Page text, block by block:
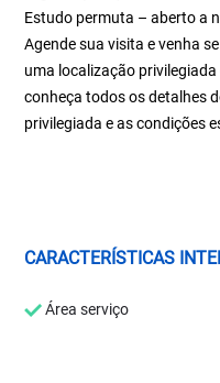
Estudo permuta – aberto a
Agende sua visita e venha
uma localização
conheça todos os detalhes
privilegiada e as condições
CARACTERÍSTICAS
Área serviço